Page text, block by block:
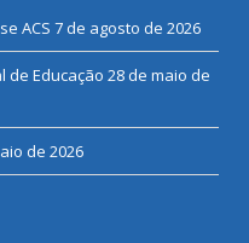
ACS 7 de agosto de 2026
de Educação 28 de maio de
de 2026